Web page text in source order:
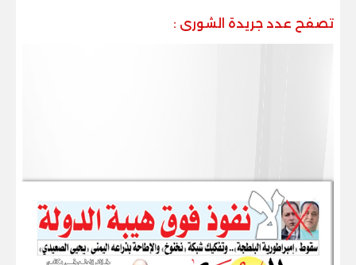
تصفح عدد جريدة الشورى :